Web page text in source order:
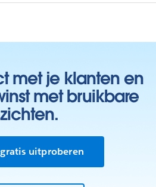
met je klanten en
met bruikbare
uitproberen